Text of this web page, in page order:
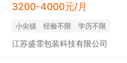
3200-4000元/月
小尖镇 经验不限 学历不限
江苏盛霏包装科技有限公司